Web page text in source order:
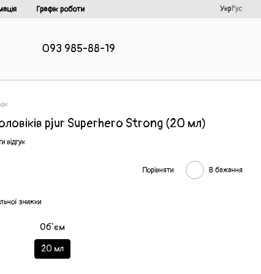
Графік роботи
УкрРус
093 985-88-19
pjur Superhero Strong (20 мл)
відгук
Порівняти В бажання
знижки
Об`єм
20 мл